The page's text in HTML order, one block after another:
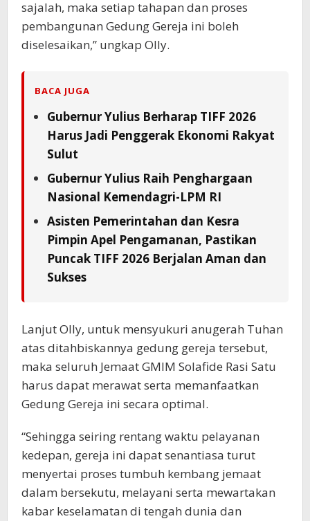
sajalah, maka setiap tahapan dan proses
pembangunan Gedung Gereja ini boleh
diselesaikan,” ungkap Olly.
BACA JUGA
Gubernur Yulius Berharap TIFF 2026
Harus Jadi Penggerak Ekonomi Rakyat
Sulut
Gubernur Yulius Raih Penghargaan
Nasional Kemendagri-LPM RI
Asisten Pemerintahan dan Kesra
Pimpin Apel Pengamanan, Pastikan
Puncak TIFF 2026 Berjalan Aman dan
Sukses
Lanjut Olly, untuk mensyukuri anugerah Tuhan
atas ditahbiskannya gedung gereja tersebut,
maka seluruh Jemaat GMIM Solafide Rasi Satu
harus dapat merawat serta memanfaatkan
Gedung Gereja ini secara optimal.
“Sehingga seiring rentang waktu pelayanan
kedepan, gereja ini dapat senantiasa turut
menyertai proses tumbuh kembang jemaat
dalam bersekutu, melayani serta mewartakan
kabar keselamatan di tengah dunia dan